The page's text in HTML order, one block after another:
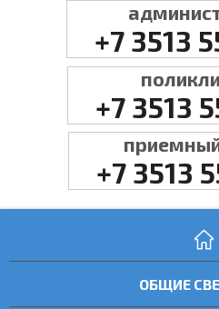
+7 3513
+7 3513
+7 3513
ОБЩИЕ